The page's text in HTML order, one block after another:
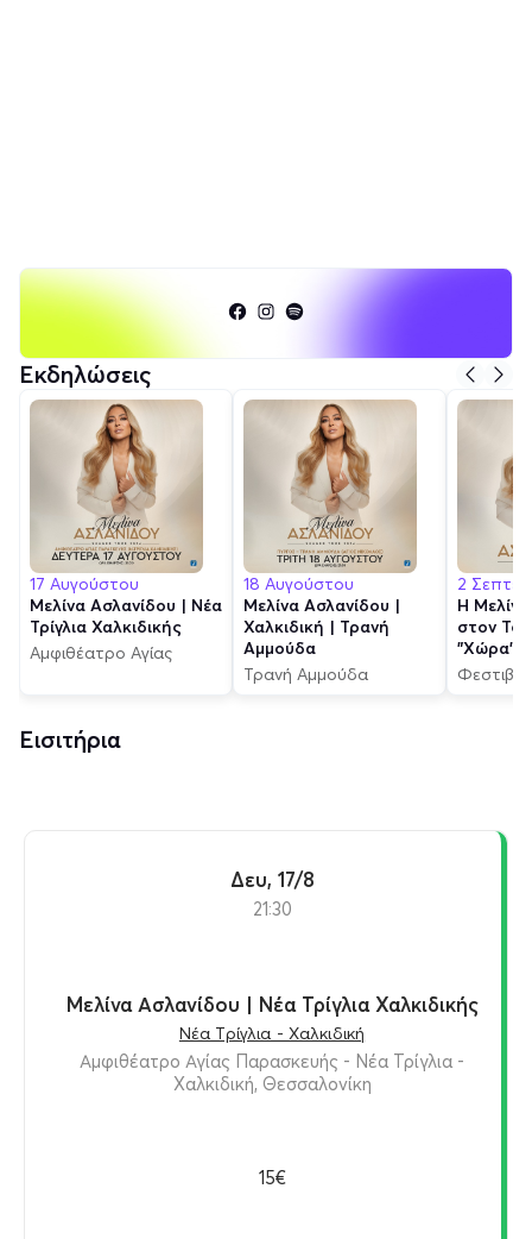
Εκδηλώσεις
17 Αυγούστου
Μελίνα Ασλανίδου | Νέα
Τρίγλια Χαλκιδικής
Αμφιθέατρο Αγίας
18 Αυγούστου
Μελίνα Ασλανίδου |
Χαλκιδική | Τρανή
Αμμούδα
Τρανή Αμμούδα
2
Η
στον
"Χώρα"
Εισιτήρια
Δευ, 17/8
21:30
Μελίνα Ασλανίδου | Νέα Τρίγλια Χαλκιδικής
Νέα Τρίγλια - Χαλκιδική
Αμφιθέατρο Αγίας Παρασκευής - Νέα Τρίγλια -
Χαλκιδική, Θεσσαλονίκη
15€